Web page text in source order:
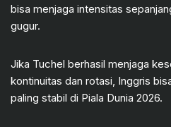
bisa menjaga intensitas
gugur.
Jika Tuchel berhasil menjaga
kontinuitas dan rotasi, Inggris
paling stabil di Piala Dunia 2026.